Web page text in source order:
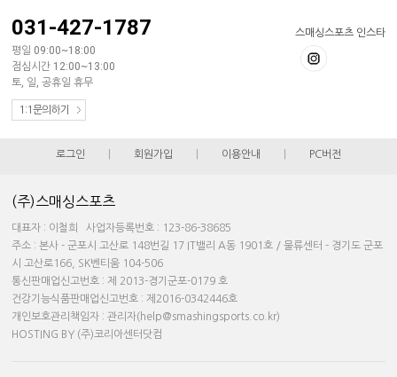
스매싱스포츠 인스타
031-427-1787
평일 09:00~18:00
점심시간 12:00~13:00
토, 일, 공휴일 휴무
1:1문의하기
로그인 회원가입 이용안내 PC버전
(주)스매싱스포츠
대표자 : 이철희 사업자등록번호 : 123-86-38685
주소 : 본사 - 군포시 고산로 148번길 17 IT밸리 A동 1901호 / 물류센터 - 경기도 군포
시 고산로166, SK벤티움 104-506
통신판매업신고번호 : 제 2013-경기군포-0179 호
건강기능식품판매업신고번호 : 제2016-0342446호
개인보호관리책임자 : 관리자(help@smashingsports.co.kr)
HOSTING BY (주)코리아센터닷컴